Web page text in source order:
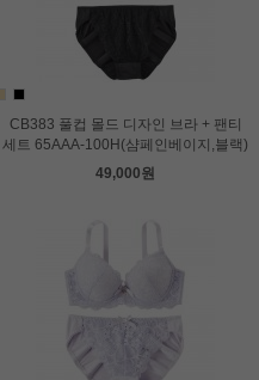
CB383 풀컵 몰드 디자인 브라 + 팬티
세트 65AAA-100H(샴페인베이지,블랙)
49,000원